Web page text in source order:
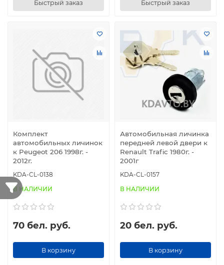
Быстрый заказ Быстрый заказ
Комплект
автомобильных личинок
к Peugeot 206 1998г. -
2012г.
KDA-CL-0138
В НАЛИЧИИ
70 бел. руб.
В корзину
Автомобильная личинка
передней левой двери к
Renault Trafic 1980г. -
2001г
KDA-CL-0157
В НАЛИЧИИ
20 бел. руб.
В корзину